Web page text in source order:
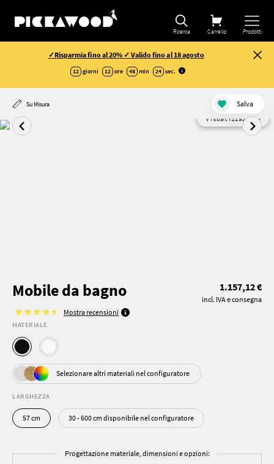
Ricerca Carrello Prodotti
✓Risparmia fino al 20% ✓ Valido fino al 18 agosto
12 giorni 12 ore 48 min 24 sec.
Su Misura Salva
Visualizzazione
Mobile da bagno
Mostra recensioni
1.157,12 €
incl. IVA e consegna
MATERIALE
Selezionare altri materiali nel configuratore
LARGHEZZA
57 cm 30 - 600 cm disponibile nel configuratore
Progettazione materiale, dimensioni e opzioni: